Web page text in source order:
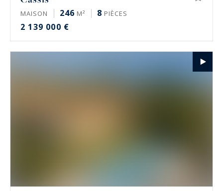
MAISON 246 M² 8 PIÈCES
2 139 000 €